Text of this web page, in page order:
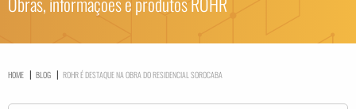
HOME | BLOG | ROHR É DESTAQUE NA OBRA DO RESIDENCIAL SOROCABA